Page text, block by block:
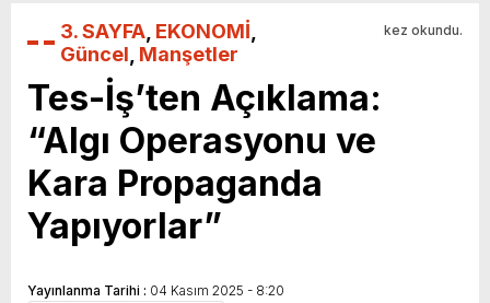
3. SAYFA EKONOMİ
Güncel Manşetler
kez okundu.
Tes-İş’ten Açıklama:
“Algı Operasyonu ve
Kara Propaganda
Yapıyorlar”
Yayınlanma Tarihi : 04 Kasım 2025 - 8:20